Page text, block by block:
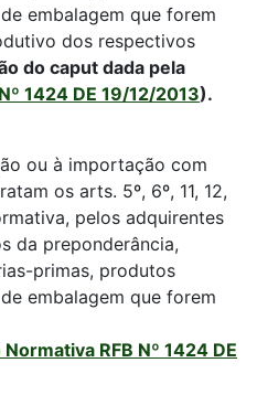
embalagem que forem
dos respectivos
do caput dada pela
1424 DE 19/12/2013).
ou à importação com
os arts. 5º, 6º, 11, 12,
pelos adquirentes
da preponderância,
primas, produtos
embalagem que forem
RFB Nº 1424 DE